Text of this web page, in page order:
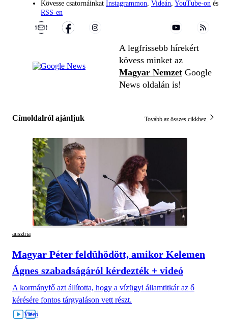
Kövesse csatornáinkat Instagrammon Videán YouTube-on és
RSS-en
A legfrissebb hírekért
kövess minket az
Magyar Nemzet Google
News oldalán is!
Címoldalról ajánljuk Tovább az összes cikkhez
ausztria
Magyar Péter feldühödött, amikor Kelemen
Ágnes szabadságáról kérdezték + videó
A kormányfő azt állította, hogy a vízügyi államtitkár az ő
kérésére fontos tárgyaláson vett részt.